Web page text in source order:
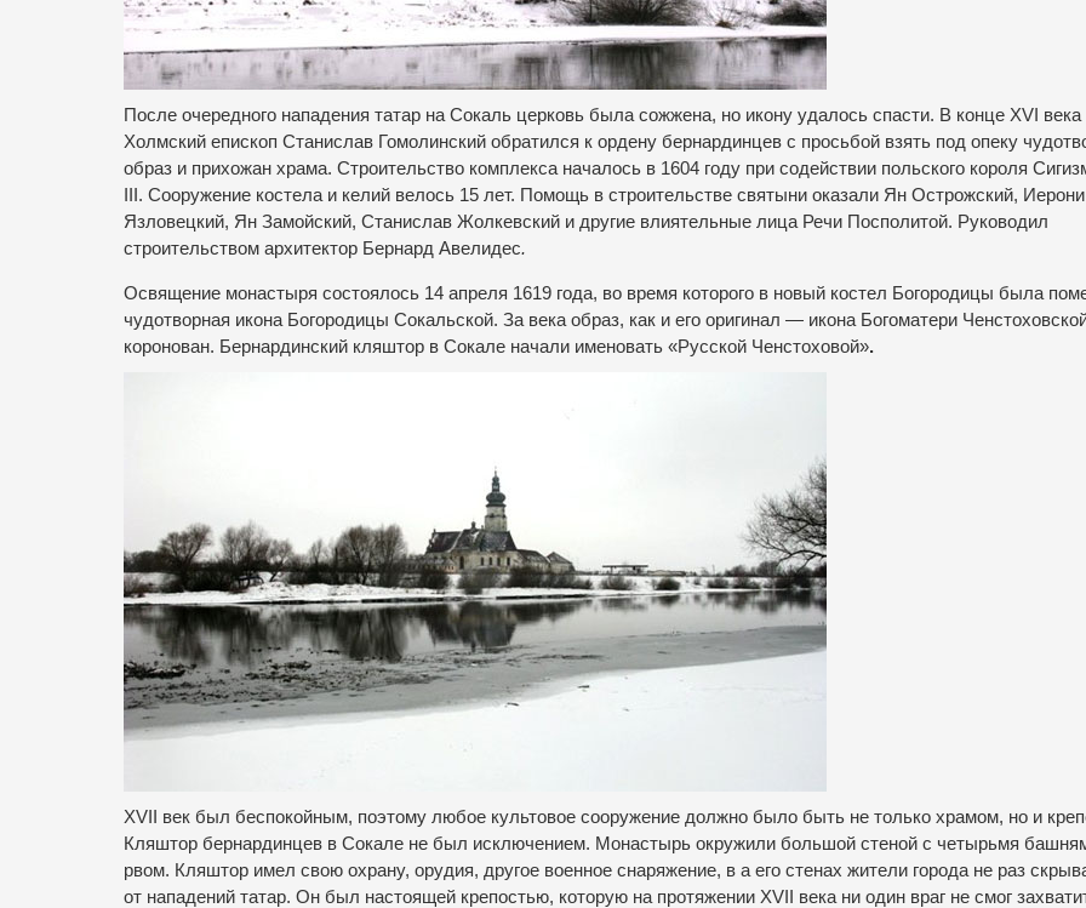
После очередного нападения татар на Сокаль церковь была сожжена, но икону удалось спасти. В конце XVI века
Холмский епископ Станислав Гомолинский обратился к ордену бернардинцев с просьбой взять под опеку
образ и прихожан храма. Строительство комплекса началось в 1604 году при содействии польского короля
III. Сооружение костела и келий велось 15 лет. Помощь в строительстве святыни оказали Ян Острожский,
Язловецкий, Ян Замойский, Станислав Жолкевский и другие влиятельные лица Речи Посполитой. Руководил
строительством архитектор Бернард Авелидес.
Освящение монастыря состоялось 14 апреля 1619 года, во время которого в новый костел Богородицы была
чудотворная икона Богородицы Сокальской. За века образ, как и его оригинал — икона Богоматери
коронован. Бернардинский кляштор в Сокале начали именовать «Русской Ченстоховой».
XVII век был беспокойным, поэтому любое культовое сооружение должно было быть не только храмом, но и
Кляштор бернардинцев в Сокале не был исключением. Монастырь окружили большой стеной с четырьмя
рвом. Кляштор имел свою охрану, орудия, другое военное снаряжение, в а его стенах жители города не раз
от нападений татар. Он был настоящей крепостью, которую на протяжении XVII века ни один враг не смог